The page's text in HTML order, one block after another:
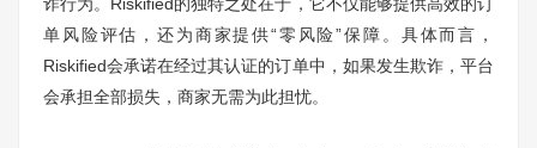
诈行为。Riskified的独特之处在于，它不仅能够提供高效的订
单风险评估，还为商家提供“零风险”保障。具体而言，
Riskified会承诺在经过其认证的订单中，如果发生欺诈，平台
会承担全部损失，商家无需为此担忧。